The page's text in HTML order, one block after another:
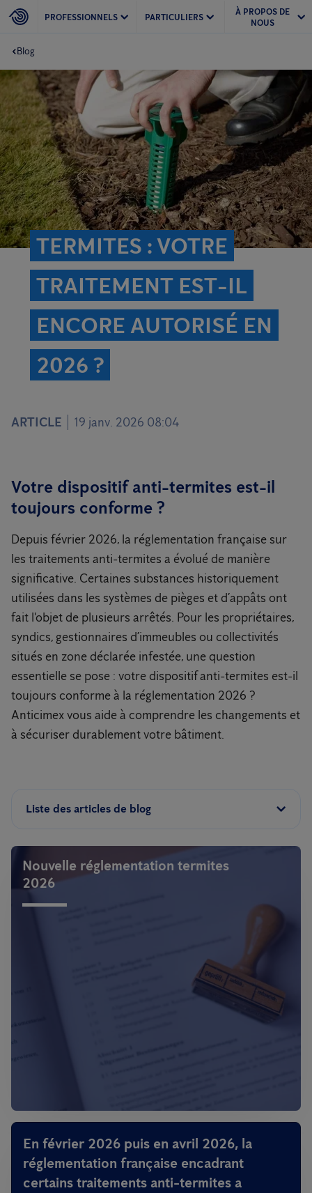
PROFESSIONNELS PARTICULIERS
À PROPOS DE
NOUS
Blog
TERMITES : VOTRE
TRAITEMENT EST-IL
ENCORE AUTORISÉ EN
2026 ?
ARTICLE 19 janv. 2026 08:04
Votre dispositif anti-termites est-il
toujours conforme ?
Depuis février 2026, la réglementation française sur
les traitements anti-termites a évolué de manière
significative. Certaines substances historiquement
utilisées dans les systèmes de pièges et d’appâts ont
fait l'objet de plusieurs arrêtés. Pour les propriétaires,
syndics, gestionnaires d’immeubles ou collectivités
situés en zone déclarée infestée, une question
essentielle se pose : votre dispositif anti-termites est-il
toujours conforme à la réglementation 2026 ?
Anticimex vous aide à comprendre les changements et
à sécuriser durablement votre bâtiment.
Liste des articles de blog
Nouvelle réglementation termites
2026
En février 2026 puis en avril 2026, la
réglementation française encadrant
certains traitements anti-termites a